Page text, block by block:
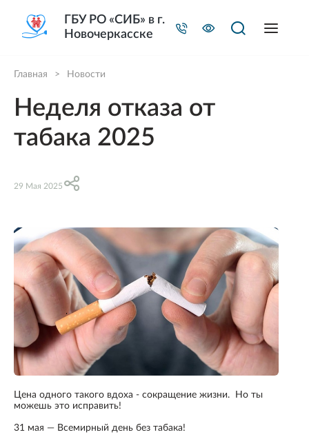
Главная > Новости
Неделя отказа от
табака 2025
29 Мая 2025
Цена одного такого вдоха - сокращение жизни. Но ты
можешь это исправить!
31 мая — Всемирный день без табака!
ГБУ РО «СИБ» в г.
Новочеркасске